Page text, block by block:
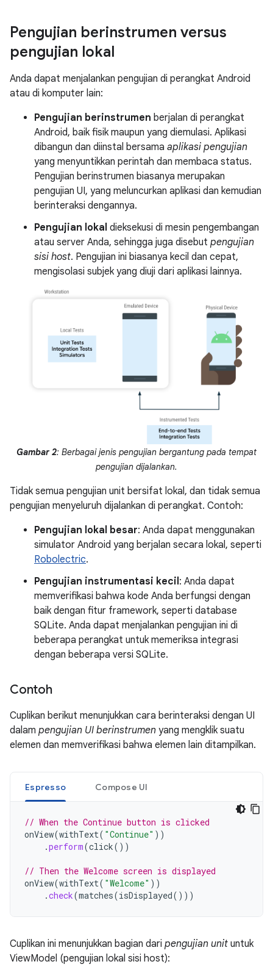
Pengujian berinstrumen versus
pengujian lokal
Anda dapat menjalankan pengujian di perangkat Android
atau di komputer lain:
Pengujian berinstrumen berjalan di perangkat
Android, baik fisik maupun yang diemulasi. Aplikasi
dibangun dan diinstal bersama aplikasi pengujian
yang menyuntikkan perintah dan membaca status.
Pengujian berinstrumen biasanya merupakan
pengujian UI, yang meluncurkan aplikasi dan kemudian
berinteraksi dengannya.
Pengujian lokal dieksekusi di mesin pengembangan
atau server Anda, sehingga juga disebut pengujian
sisi host. Pengujian ini biasanya kecil dan cepat,
mengisolasi subjek yang diuji dari aplikasi lainnya.
Gambar 2: Berbagai jenis pengujian bergantung pada tempat
pengujian dijalankan.
Tidak semua pengujian unit bersifat lokal, dan tidak semua
pengujian menyeluruh dijalankan di perangkat. Contoh:
Pengujian lokal besar: Anda dapat menggunakan
simulator Android yang berjalan secara lokal, seperti
Robolectric.
Pengujian instrumentasi kecil : Anda dapat
memverifikasi bahwa kode Anda berfungsi dengan
baik dengan fitur framework, seperti database
SQLite. Anda dapat menjalankan pengujian ini di
beberapa perangkat untuk memeriksa integrasi
dengan beberapa versi SQLite.
Contoh
Cuplikan berikut menunjukkan cara berinteraksi dengan UI
dalam pengujian UI berinstrumen yang mengklik suatu
elemen dan memverifikasi bahwa elemen lain ditampilkan.
Espresso Compose UI
// When the Continue button is clicked
onView(withText( "Continue" ))
.perform(click())
// Then the Welcome screen is displayed
onView(withText( "Welcome" ))
.check(matches(isDisplayed()))
Cuplikan ini menunjukkan bagian dari pengujian unit untuk
ViewModel (pengujian lokal sisi host):